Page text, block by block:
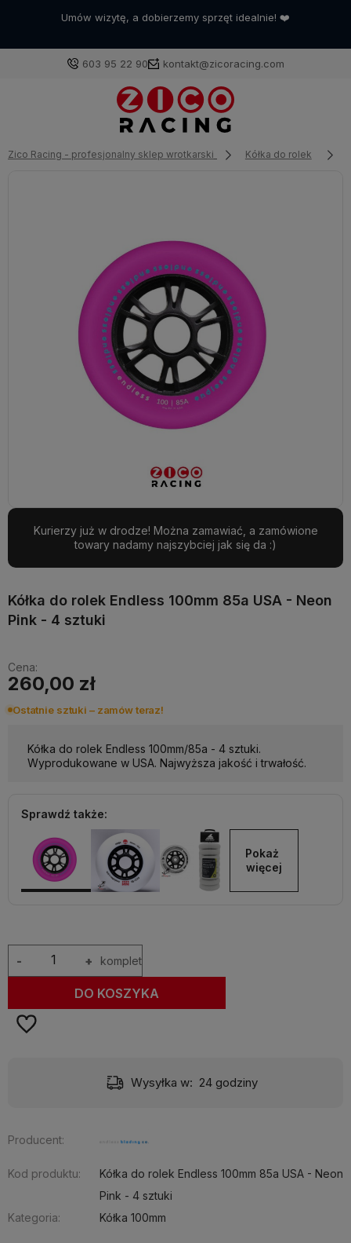
Umów wizytę, a dobierzemy sprzęt idealnie! ❤️
603 95 22 90 kontakt@zicoracing.com
Wybierz coś dla siebie z naszej aktualnej oferty lub
zaloguj się, aby przywrócić dodane produkty do listy
z poprzedniej sesji.
Zico Racing - profesjonalny sklep wrotkarski Kółka do rolek
Kurierzy już w drodze! Można zamawiać, a zamówione
towary nadamy najszybciej jak się da :)
Kółka do rolek Endless 100mm 85a USA - Neon
Pink - 4 sztuki
Cena:
260,00 zł
Ostatnie sztuki – zamów teraz!
Kółka do rolek Endless 100mm/85a - 4 sztuki.
Wyprodukowane w USA. Najwyższa jakość i trwałość.
Sprawdź także:
Pokaż
więcej
+
- komplet
DO KOSZYKA
Wysyłka w: 24 godziny
Producent:
Kod produktu:
Kółka do rolek Endless 100mm 85a USA - Neon
Pink - 4 sztuki
Kategoria:
Kółka 100mm